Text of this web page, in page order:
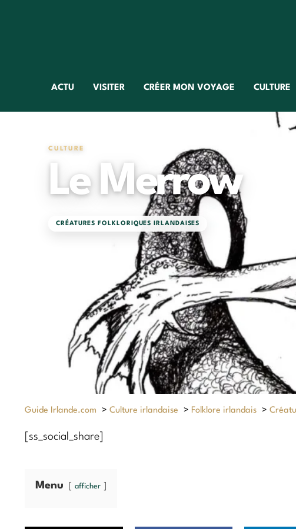
ACTU VISITER CRÉER MON VOYAGE CULTURE
CULTURE
Le Merrow
CRÉATURES FOLKLORIQUES IRLANDAISES
Guide Irlande.com > Culture irlandaise > Folklore irlandais >
[ss_social_share]
Menu afficher